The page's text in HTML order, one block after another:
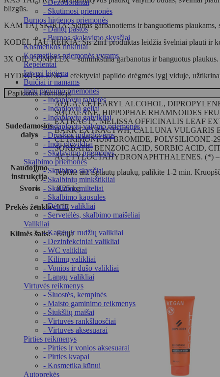
- Dezodorantai
- Skutimosi priemonės
Burnos higienos priemonės
- Dantų pastos
- Burnos skalavimo skysčiai
Kosmetikos rinkiniai
Kosmetikos priemonės vyrams
Repelentai
Intymi higiena
Buičiai ir namams
Indų plovimo priemonės
- Indaplovių tabletės
- Indaplovių geliai
- Indaplovių gaivikliai
- Indaplovių valymo priemonės
- Druskos indaplovėms
- Indų plovikliai
- Skalavimo priemonės
Skalbimo priemonės
- Skalbimo skysčiai
- Skalbinių minkštikliai
- Skalbimo milteliai
- Skalbimo kapsulės
- Dėmių valikliai
- Servetėlės, skalbimo maišeliai
Valikliai
- Kalkių ir rudžių valikliai
- Dezinfekciniai valikliai
- WC valikliai
- Kilimų valikliai
- Vonios ir dušo valikliai
- Langų valikliai
Virtuvės reikmenys
- Šluostės, kempinės
- Maisto gaminimo reikmenys
- Šiukšlių maišai
- Virtuvės rankšluosčiai
- Virtuvės aksesuarai
Pirties reikmenys
- Pirties ir vonios aksesuarai
- Pirties kvapai
- Kosmetika kūnui
Autoprekės
250ml
blizgūs.
KAM TAI SKIRTA: Skirtas garbanotiems ir banguotiems plaukams,
KODĖL TAU REIKIA: Šis 2in1 produktas leidžia švelniai plauti ir
3X OIL-COMPLEX – suminkština garbanotus ir banguotus plaukus.
HYDRO-BLEND – efektyviai papildo drėgmės lygį viduje,
Papildoma informacija
Sudedamosios
dalys
AQUA, CETEARYL ALCOHOL,
SQUALANE, HIPPOPHAE RHAMNOIDES
EXTRACT*, MELISSA OFFICINALIS LEAF
BARK EXTRACTWH, CALLUNA VULGARIS
CETRIMONIUM BROMIDE, POLYSILICONE-
SORBATE, BENZOIC ACID, SORBIC ACID,
ACETYLOCTAHYDRONAPHTHALENES. (*) –
Naudojimo
instrukcija
Tepkite ant išplautų plaukų, palikite 1-2 min.
Svoris
0,25 kg
Prekės ženklas ICE
Kilmės šalis: Estija